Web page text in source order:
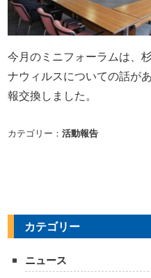
今月のミニフォーラムは、
ナウィルスについての話が
報交換しました。
カテゴリー：活動報告
カテゴリー
ニュース